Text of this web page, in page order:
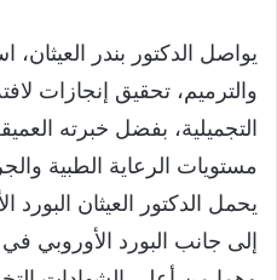
يواصل الدكتور بندر
والترميم، تحقيق إنجازات
التجميلية، بفضل خبرته
مستويات الرعاية الطبية
يحمل الدكتور العيثان البورد
إلى جانب البورد الأوروبي